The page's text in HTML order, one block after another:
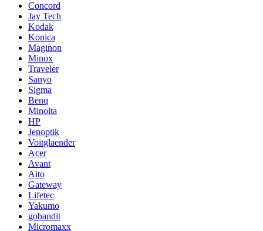
Concord
Jay Tech
Kodak
Konica
Maginon
Minox
Traveler
Sanyo
Sigma
Benq
Minolta
HP
Jenoptik
Voitglaender
Acer
Avant
Aito
Gateway
Lifetec
Yakumo
gobandit
Micromaxx